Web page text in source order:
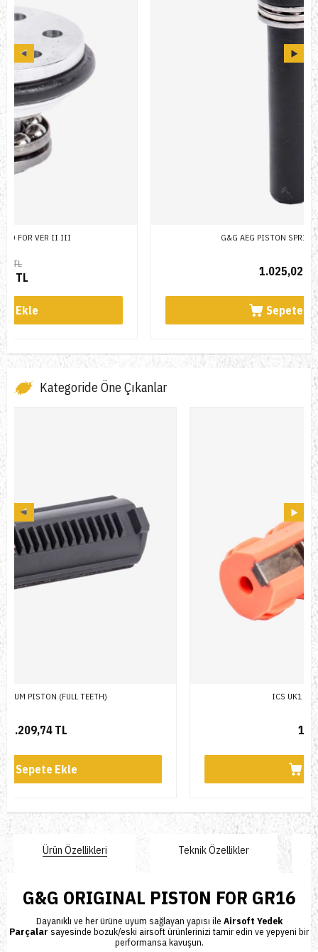
G&G AEG PISTON SPRING GUIDE III
Kategoride Öne Çıkanlar
ICS UK1 REINFORCED PISTON
Ürün Özellikleri Teknik Özellikler
G&G ORIGINAL PISTON FOR GR16
Dayanıklı ve her ürüne uyum sağlayan yapısı ile Airsoft Yedek
Parçalar sayesinde bozuk/eski airsoft ürünlerinizi tamir edin ve yepyeni bir
performansa kavuşun.